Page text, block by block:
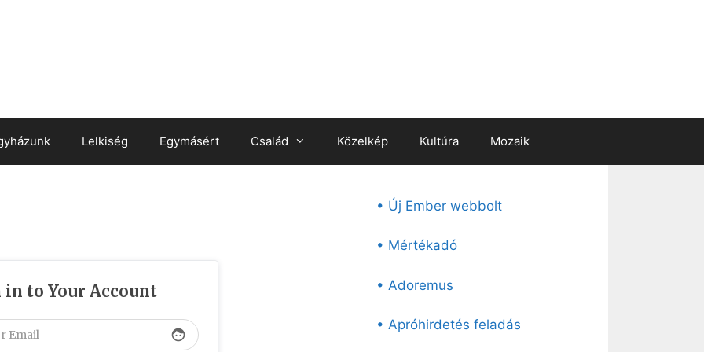
Lelkiség Egymásért Család Közelkép Kultúra Mozaik
in to Your Account
face
• Új Ember webbolt
• Mértékadó
• Adoremus
• Apróhirdetés feladás